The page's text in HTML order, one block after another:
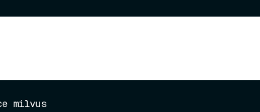
milvus